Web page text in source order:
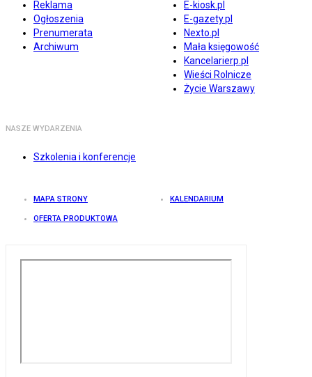
Reklama
Ogłoszenia
Prenumerata
Archiwum
E-kiosk.pl
E-gazety.pl
Nexto.pl
Mała księgowość
Kancelarierp.pl
Wieści Rolnicze
Życie Warszawy
NASZE WYDARZENIA
Szkolenia i konferencje
MAPA STRONY KALENDARIUM
OFERTA PRODUKTOWA